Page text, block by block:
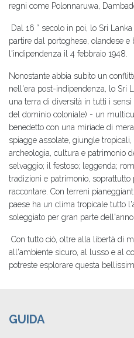
regni come Polonnaruwa,
Dal 16 ° secolo in poi, lo Sri
partire dal portoghese, olandese
l'indipendenza il 4 febbraio 1948.
Nonostante abbia subito un
nell'era post-indipendenza, lo Sri
una terra di diversità in tutti i
del dominio coloniale) - un
benedetto con una miriade di
spiagge assolate, giungle
archeologia, cultura e patrimonio
selvaggio; il festoso; leggenda;
tradizioni e patrimonio,
raccontare. Con terreni
paese ha un clima tropicale tutto
soleggiato per gran parte dell'anno.
Con tutto ciò, oltre alla libertà di
all'ambiente sicuro, al lusso e al
potreste esplorare questa
GUIDA